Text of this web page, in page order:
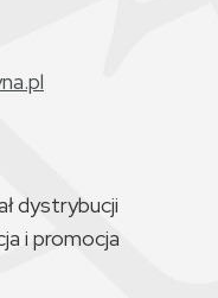
dystrybucji
i promocja